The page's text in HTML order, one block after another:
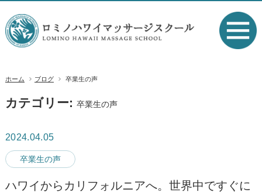
ホーム ブログ 卒業生の声
カテゴリー: 卒業生の声
2024.04.05
卒業生の声
ハワイからカリフォルニアへ。世界中ですぐに